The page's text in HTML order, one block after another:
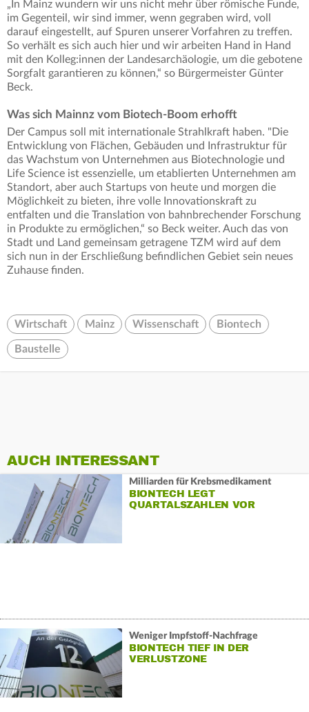
„In Mainz wundern wir uns nicht mehr über römische Funde,
im Gegenteil, wir sind immer, wenn gegraben wird, voll
darauf eingestellt, auf Spuren unserer Vorfahren zu treffen.
So verhält es sich auch hier und wir arbeiten Hand in Hand
mit den Kolleg:innen der Landesarchäologie, um die gebotene
Sorgfalt garantieren zu können,“ so Bürgermeister Günter
Beck.
Was sich Mainnz vom Biotech-Boom erhofft
Der Campus soll mit internationale Strahlkraft haben. "Die
Entwicklung von Flächen, Gebäuden und Infrastruktur für
das Wachstum von Unternehmen aus Biotechnologie und
Life Science ist essenzielle, um etablierten Unternehmen am
Standort, aber auch Startups von heute und morgen die
Möglichkeit zu bieten, ihre volle Innovationskraft zu
entfalten und die Translation von bahnbrechender Forschung
in Produkte zu ermöglichen,“ so Beck weiter. Auch das von
Stadt und Land gemeinsam getragene TZM wird auf dem
sich nun in der Erschließung befindlichen Gebiet sein neues
Zuhause finden.
Wirtschaft Mainz Wissenschaft Biontech
Baustelle
AUCH INTERESSANT
Milliarden für Krebsmedikament
BIONTECH LEGT
QUARTALSZAHLEN VOR
Weniger Impfstoff-Nachfrage
BIONTECH TIEF IN DER
VERLUSTZONE